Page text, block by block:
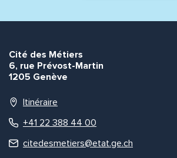
Cité des Métiers
6, rue Prévost-Martin
1205 Genève
Itinéraire
+41 22 388 44 00
citedesmetiers@etat.ge.ch